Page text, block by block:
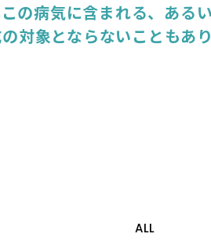
の病気に含まれる、ある
対象とならないこともあ
ALL